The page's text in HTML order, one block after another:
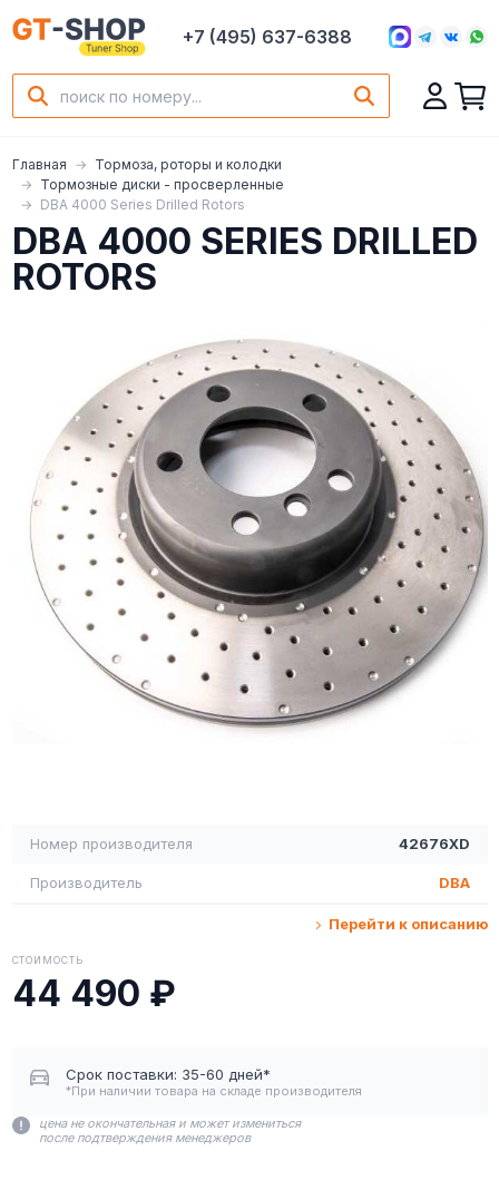
+7 (495) 637-6388
Главная
Тормоза, роторы и колодки
Тормозные диски - просверленные
DBA 4000 Series Drilled Rotors
DBA 4000 SERIES DRILLED
ROTORS
Номер производителя 42676XD
Производитель DBA
Перейти к описанию
СТОИМОСТЬ
44 490 ₽
Срок поставки: 35-60 дней*
*При наличии товара на складе производителя
цена не окончательная и может измениться
после подтверждения менеджеров